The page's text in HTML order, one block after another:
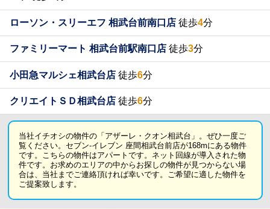
ローソン・スリーエフ 相武台前南口店 徒歩4分
ファミリーマート 相武台前駅南口店 徒歩3分
小田急マルシェ相武台店 徒歩6分
クリエイトＳＤ相武台店 徒歩6分
当社イチオシの物件の「アザーレ・クオン相武台」。ぜひ一度ご
覧ください。セブン-イレブン 座間相武台前店が168mにある物件
です。こちらの物件はアパートです。ネット回線が導入された物
件です。お求めのエリアの中からお探しの物件が見つからない場
合は、当社までご連絡頂ければ幸いです。ご希望に適した物件を
ご提案致します。